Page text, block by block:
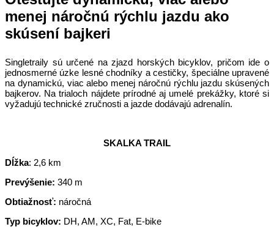
menej náročnú rýchlu jazdu ako
skúsení bajkeri
Singletraily sú určené na zjazd horských bicyklov, pričom ide o
jednosmerné úzke lesné chodníky a cestičky, špeciálne upravené
na dynamickú, viac alebo menej náročnú rýchlu jazdu skúsených
bajkerov. Na trialoch nájdete prírodné aj umelé prekážky, ktoré si
vyžadujú technické zručnosti a jazde dodávajú adrenalín.
SKALKA TRAIL
Dĺžka: 2,6 km
Prevýšenie: 340 m
Obtiažnosť: náročná
Typ bicyklov: DH, AM, XC, Fat, E-bike